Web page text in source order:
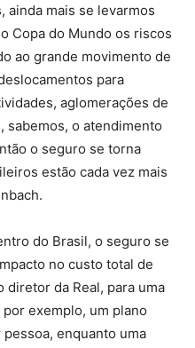
ainda mais se levarmos
Copa do Mundo os riscos
ao grande movimento de
para
aglomerações de
sabemos, o atendimento
o seguro se torna
estão cada vez mais
do Brasil, o seguro se
no custo total de
diretor da Real, para uma
exemplo, um plano
enquanto uma